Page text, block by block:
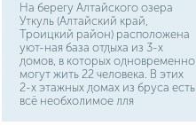
На берегу Алтайского озера
Уткуль (Алтайский край,
Троицкий район) расположена
уют-ная база отдыха из 3-х
домов, в которых одновременно
могут жить 22 человека. В этих
2-х этажных домах из бруса есть
всё необходимое для